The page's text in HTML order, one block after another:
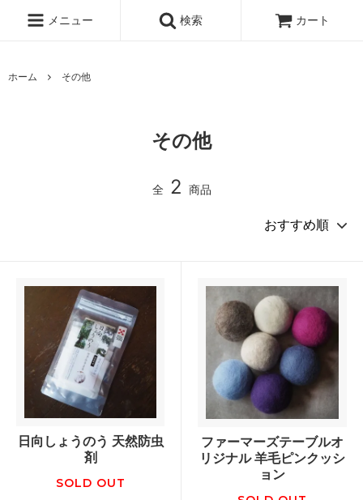
メニュー 検索 カート
ホーム その他
その他
全 2 商品
日向しょうのう 天然防虫
剤
SOLD OUT
ファーマーズテーブルオ
リジナル 羊毛ピンクッシ
ョン